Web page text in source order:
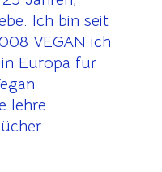
Ich bin seit
VEGAN ich
Europa für
lehre.